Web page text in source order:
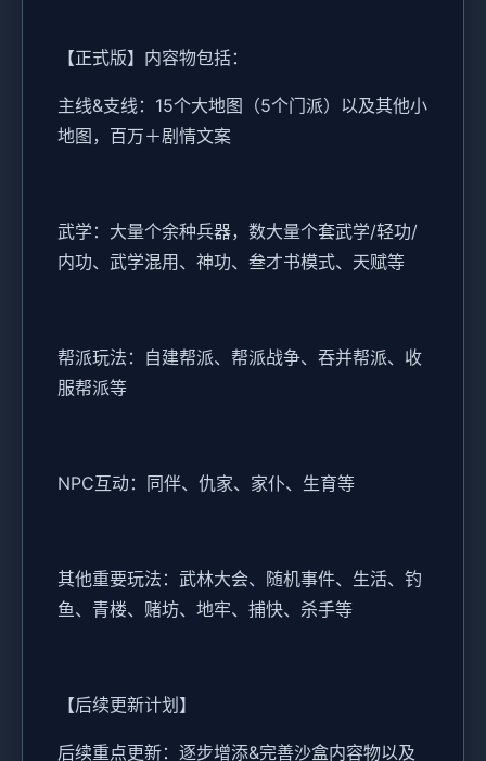
【正式版】内容物包括：
主线&支线：15个大地图（5个门派）以及其他小
地图，百万＋剧情文案
武学：大量个余种兵器，数大量个套武学/轻功/
内功、武学混用、神功、叁才书模式、天赋等
帮派玩法：自建帮派、帮派战争、吞并帮派、收
服帮派等
NPC互动：同伴、仇家、家仆、生育等
其他重要玩法：武林大会、随机事件、生活、钓
鱼、青楼、赌坊、地牢、捕快、杀手等
【后续更新计划】
后续重点更新：逐步增添&完善沙盒内容物以及